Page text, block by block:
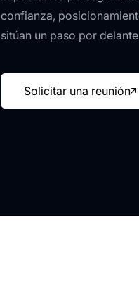
confianza,
sitúan un paso por
Solicitar una reunión